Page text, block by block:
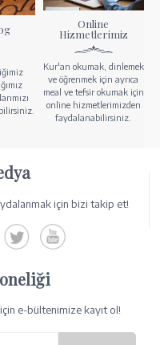
Online
Hizmetlerimiz
Kur'an okumak, dinlemek
ve öğrenmek için ayrıca
meal ve tefsir okumak için
online hizmetlerimizden
faydalanabilirsiniz.
için bizi takip et!
e-bültenimize kayıt ol!